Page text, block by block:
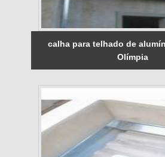
calha para telhado de
Olímpia